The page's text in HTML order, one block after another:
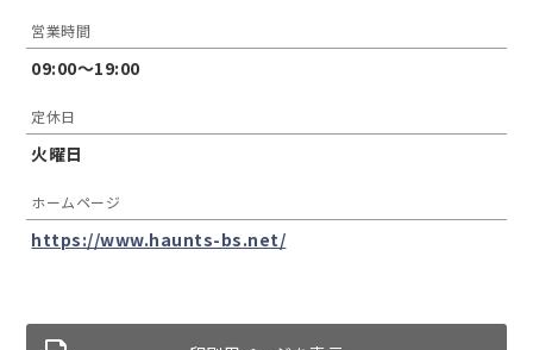
営業時間
09:00〜19:00
定休日
火曜日
ホームページ
https://www.haunts-bs.net/